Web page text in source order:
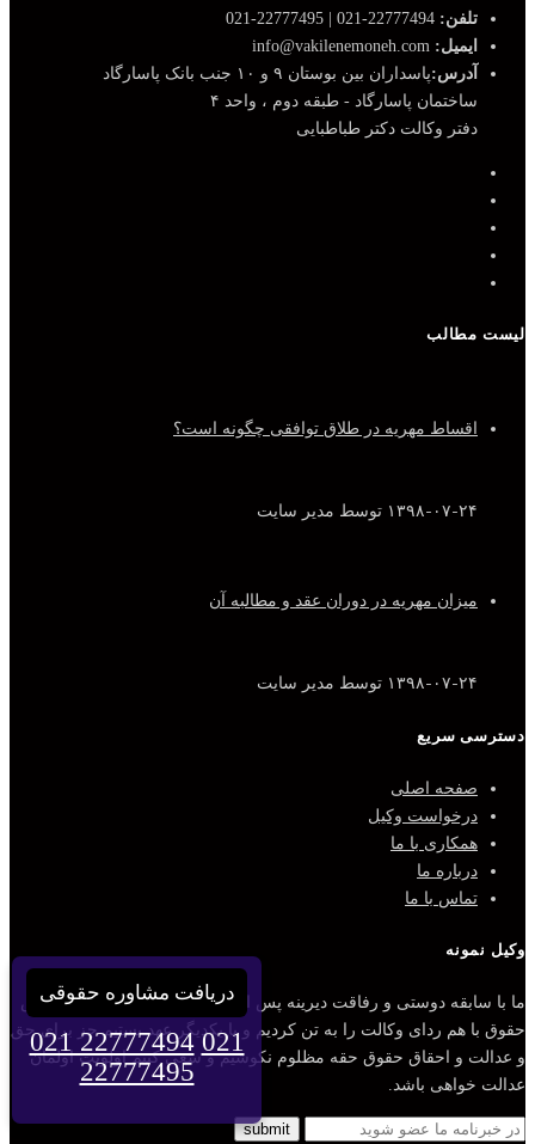
تلفن:
ایمیل:
آدرس:پاسداران بین بوستان ۹ و ۱۰ جنب بانک پاسارگاد
ساختمان پاسارگاد - طبقه دوم ، واحد ۴
دفتر وکالت دکتر طباطبایی
لیست مطالب
اقساط مهریه در طلاق توافقی چگونه است؟
۱۳۹۸-۰۷-۲۴ توسط مدیر سایت
میزان مهریه در دوران عقد و مطالبه آن
۱۳۹۸-۰۷-۲۴ توسط مدیر سایت
دسترسی سریع
صفحه اصلی
درخواست وکیل
همکاری با ما
درباره ما
تماس با ما
وکیل نمونه
ما با سابقه دوستی و رفاقت دیرینه پس از قبولی مشترک در رشته مقدس
حقوق با هم ردای وکالت را به تن کردیم و با یکدیگر عهد بستیم جز برای حق
و عدالت و احقاق حقوق حقه مظلوم نکوشیم و سعی کنیم اولویت اولمان
عدالت خواهی باشد.
دریافت مشاوره حقوقی
021 22777494 021
22777495